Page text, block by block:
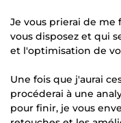
Je vous prierai de
vous disposez et qui
et l'optimisation de
Une fois que j'aurai
procéderai à une
pour finir, je vous